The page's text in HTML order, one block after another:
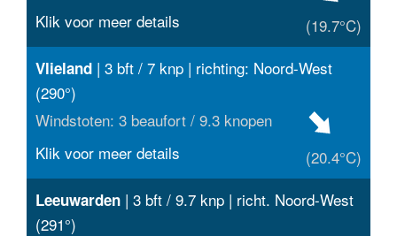
(19.7°C)
Klik voor meer details
Vlieland | 3 bft / 7 knp | richting: Noord-West
(290°)
Windstoten: 3 beaufort / 9.3 knopen
(20.4°C)
Klik voor meer details
Leeuwarden | 3 bft / 9.7 knp | richt. Noord-West
(291°)